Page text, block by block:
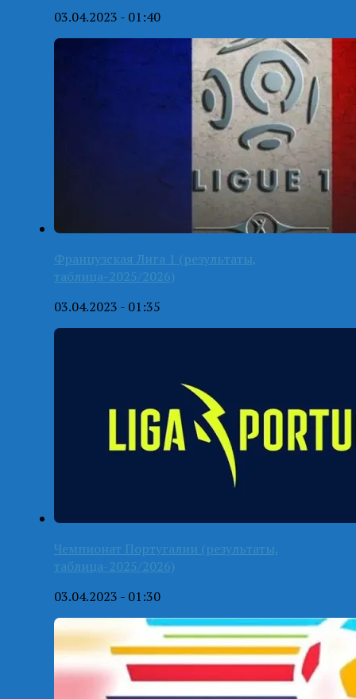
03.04.2023 - 01:40
Французская Лига 1 (результаты,
таблица-2025/2026)
03.04.2023 - 01:35
Чемпионат Португалии (результаты,
таблица-2025/2026)
03.04.2023 - 01:30